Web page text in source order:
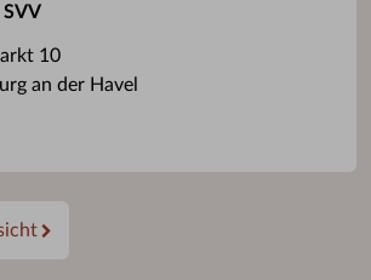
10
an der Havel